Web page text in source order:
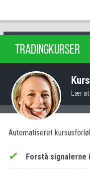
TRADINGKURSER
Lær
Automatiseret
Forstå signalerne